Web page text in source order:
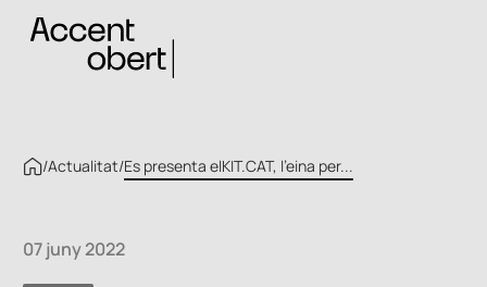
/Actualitat/Es presenta elKIT.CAT, l’eina per...
07 juny 2022